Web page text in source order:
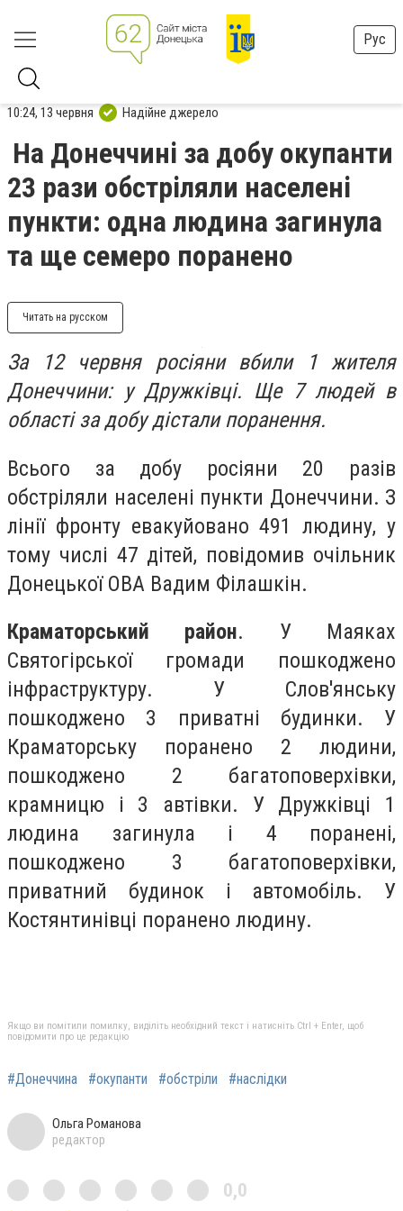
Рус
10:24, 13 червня Надійне джерело
На Донеччині за добу окупанти
23 рази обстріляли населені
пункти: одна людина загинула
та ще семеро поранено
Читать на русском
За 12 червня росіяни вбили 1 жителя
Донеччини: у Дружківці. Ще 7 людей в
області за добу дістали поранення.
Всього за добу росіяни 20 разів
обстріляли населені пункти Донеччини. З
лінії фронту евакуйовано 491 людину, у
тому числі 47 дітей, повідомив очільник
Донецької ОВА Вадим Філашкін.
Краматорський район. У Маяках
Святогірської громади пошкоджено
інфраструктуру. У Слов'янську
пошкоджено 3 приватні будинки. У
Краматорську поранено 2 людини,
пошкоджено 2 багатоповерхівки,
крамницю і 3 автівки. У Дружківці 1
людина загинула і 4 поранені,
пошкоджено 3 багатоповерхівки,
приватний будинок і автомобіль. У
Костянтинівці поранено людину.
Якщо ви помітили помилку, виділіть необхідний текст і натисніть Ctrl + Enter, щоб
повідомити про це редакцію
#Донеччина #окупанти #обстріли #наслідки
Ольга Романова
редактор
0,0